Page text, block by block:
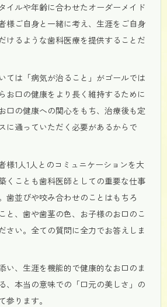
イルや年齢に合わせたオーダーメイド
様ご自身と一緒に考え、生涯をご自身
けるような歯科医療を提供することだ
ては「病気が治ること」がゴールでは
お口の健康をより長く維持するために
口の健康への関心をもち、治療後も定
に通っていただく必要があるからで
様1人1人とのコミュニケーションを大
くことも歯科医師としての重要な仕事
歯並びや咬み合わせのことはもちろ
と、歯や歯茎の色、お子様のお口のこ
さい。全ての質問に全力でお答えしま
い、生涯を機能的で健康的なお口のま
、本当の意味での「口元の美しさ」の
参ります。